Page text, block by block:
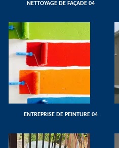
NETTOYAGE DE FAÇADE 04
ENTREPRISE DE PEINTURE 04